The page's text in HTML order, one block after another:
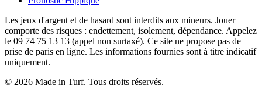
Les jeux d'argent et de hasard sont interdits aux mineurs. Jouer
comporte des risques : endettement, isolement, dépendance. Appelez
le 09 74 75 13 13 (appel non surtaxé). Ce site ne propose pas de
prise de paris en ligne. Les informations fournies sont à titre indicatif
uniquement.
© 2026 Made in Turf. Tous droits réservés.